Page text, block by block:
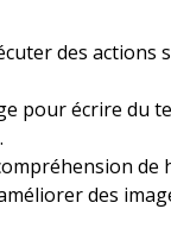
des actions
pour écrire du
de
des